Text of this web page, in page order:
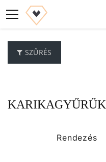
SZŰRÉS
KARIKAGYŰRŰK
Rendezés